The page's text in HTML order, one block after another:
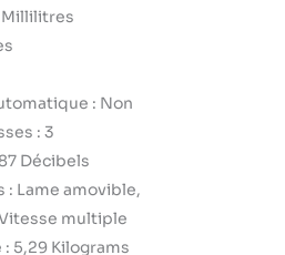
: Non
: 3
Décibels
Lame amovible,
multiple
: 5,29 Kilograms